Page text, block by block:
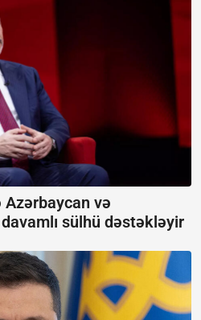
Azərbaycan və
sülhü dəstəkləyir